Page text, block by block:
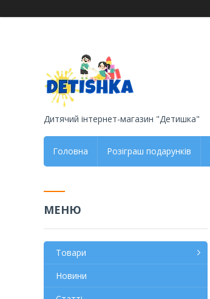
Дитячий інтернет-магазин "Детишка"
Головна Розіграш подарунків
Товари
Новини